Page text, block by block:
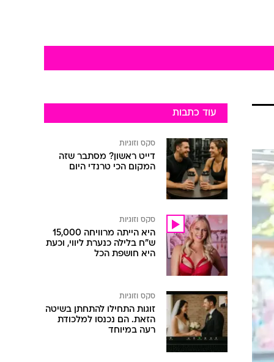
עוד כתבות
סקס וזוגיות
דייט ראשון? מסתבר שזה
המקום הכי טרנדי היום
סקס וזוגיות
היא הייתה מרוויחה 15,000
ש"ח בלילה כנערת ליווי, וכעת
היא חושפת הכל
סקס וזוגיות
זוגות התחילו להתחתן בשיטה
הזאת. הם נכנסו למלכודת
רעה במיוחד